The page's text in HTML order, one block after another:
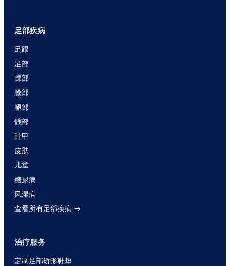
足部疾病
足跟
足部
踝部
膝部
腿部
髋部
趾甲
皮肤
儿童
糖尿病
风湿病
查看所有足部疾病 →
治疗服务
定制足部矫形鞋垫